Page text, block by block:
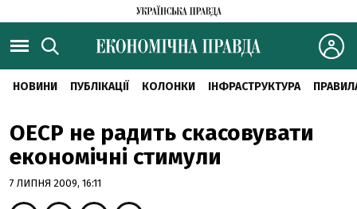
НОВИНИ ПУБЛІКАЦІЇ КОЛОНКИ ІНФРАСТРУКТУРА
ОЕСР не радить скасовувати
економічні стимули
7 ЛИПНЯ 2009, 16:11